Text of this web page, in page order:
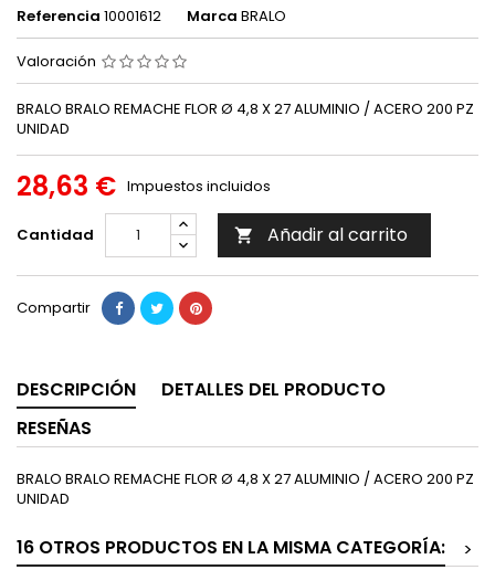
Referencia 10001612 Marca BRALO
Valoración
BRALO BRALO REMACHE FLOR Ø 4,8 X 27 ALUMINIO / ACERO 200 PZ
UNIDAD
28,63 € Impuestos incluidos
Cantidad  Añadir al carrito
Compartir
DESCRIPCIÓN
DETALLES DEL PRODUCTO
RESEÑAS
BRALO BRALO REMACHE FLOR Ø 4,8 X 27 ALUMINIO / ACERO 200 PZ
UNIDAD
16 OTROS PRODUCTOS EN LA MISMA CATEGORÍA:
>